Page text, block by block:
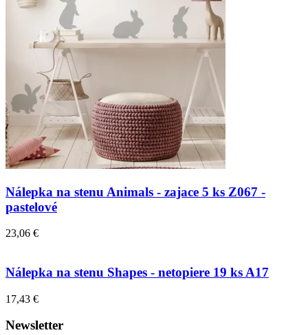
Nálepka na stenu Animals - zajace 5 ks Z067 -
pastelové
23,06 €
Nálepka na stenu Shapes - netopiere 19 ks A17
17,43 €
Newsletter